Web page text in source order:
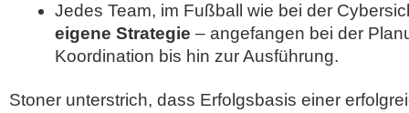
Jedes Team, im Fußball wie bei der
eigene Strategie – angefangen bei der
Koordination bis hin zur Ausführung.
Stoner unterstrich, dass Erfolgsbasis einer